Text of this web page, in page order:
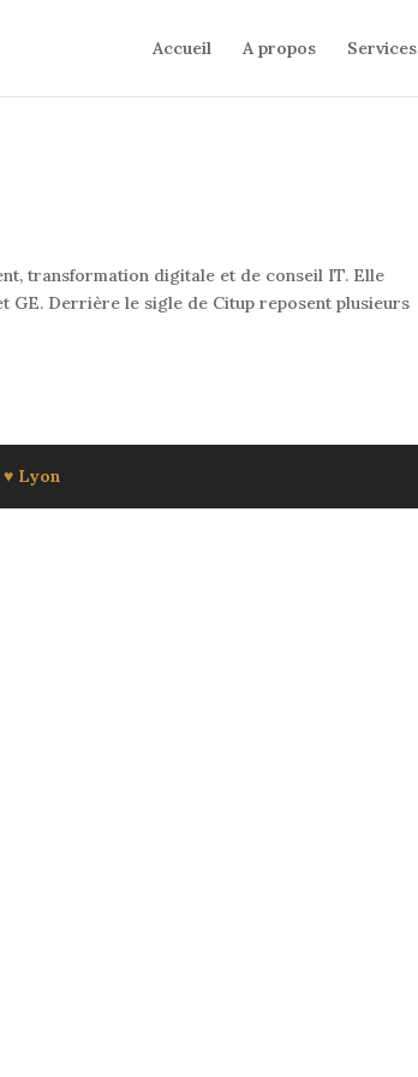
Accueil A propos Services
transformation digitale et de conseil IT. Elle
GE. Derrière le sigle de Citup reposent plusieurs
Lyon